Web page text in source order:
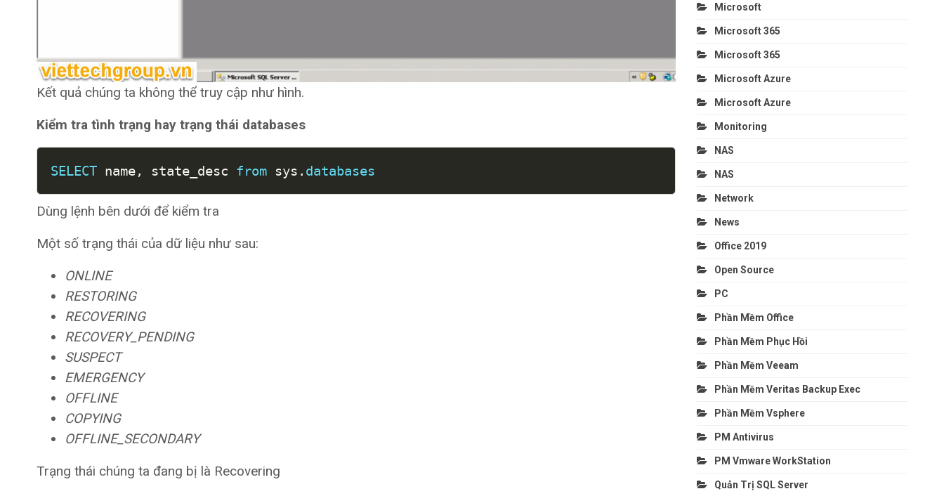
Kết quả chúng ta không thể truy cập như hình.
Kiểm tra tình trạng hay trạng thái databases
SELECT name, state_desc from sys . databases
Dùng lệnh bên dưới để kiểm tra
Một số trạng thái của dữ liệu như sau:
ONLINE
RESTORING
RECOVERING
RECOVERY_PENDING
SUSPECT
EMERGENCY
OFFLINE
COPYING
OFFLINE_SECONDARY
Trạng thái chúng ta đang bị là Recovering
Microsoft
Microsoft 365
Microsoft 365
Microsoft Azure
Microsoft Azure
Monitoring
NAS
NAS
Network
News
Office 2019
Open Source
PC
Phần Mềm Office
Phần Mềm Phục Hồi
Phần Mềm Veeam
Phần Mềm Veritas Backup Exec
Phần Mềm Vsphere
PM Antivirus
PM Vmware WorkStation
Quản Trị SQL Server